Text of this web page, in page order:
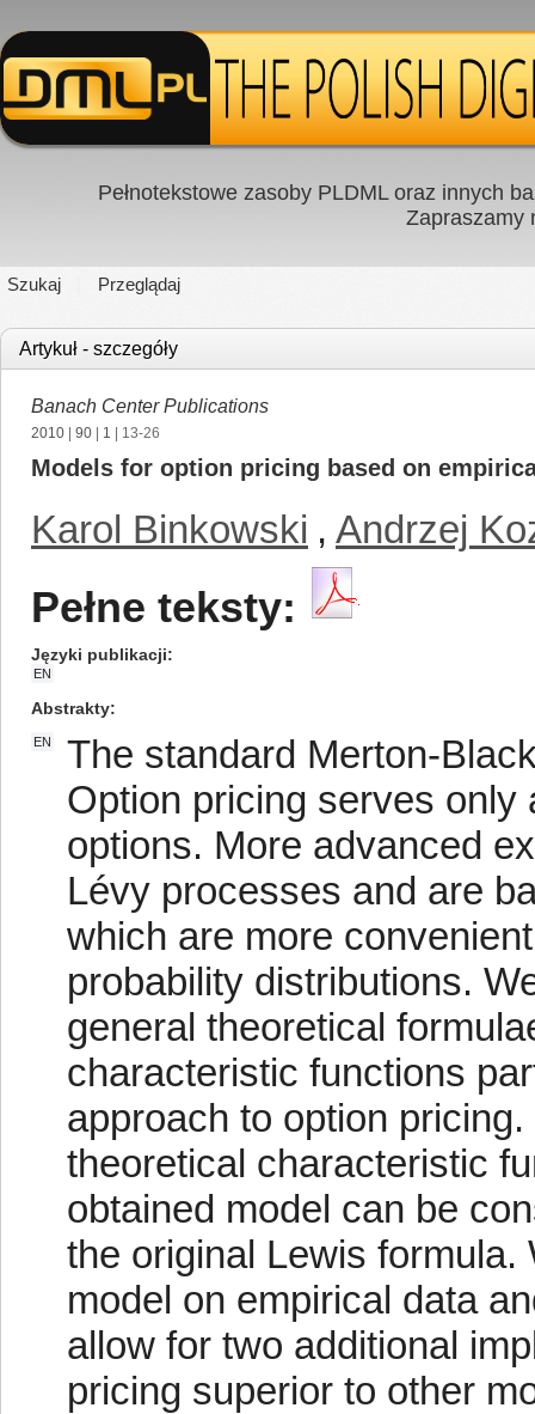
Pełnotekstowe zasoby PLDML oraz innych
Zapraszamy
Szukaj Przeglądaj
Artykuł - szczegóły
Banach Center Publications
2010 90 1 | 13-26
Models for option pricing based on
Karol Binkowski , Andrzej
Pełne teksty:
Języki publikacji
EN
Abstrakty
EN
The standard Merton-
Option pricing serves
options. More advanced
Lévy processes and are
which are more
probability distributions.
general theoretical
characteristic functions
approach to option
theoretical characteristic
obtained model can be
the original Lewis
model on empirical data
allow for two additional
pricing superior to other